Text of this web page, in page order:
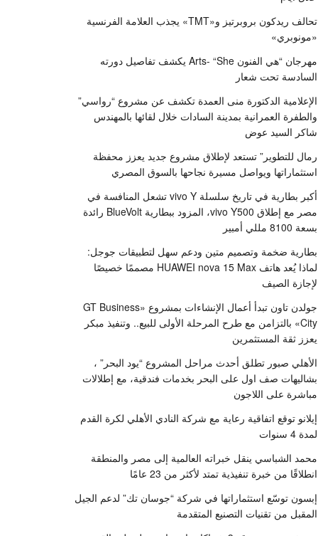
تحالف ريدكون بروبرتيز و«TMT» يجذب العلامة الفرنسية
«مونوبري»
مهرجان “هي الفنون Arts- “She يكشف تفاصيل دورته
السادسة تحت شعار
الإعلامية الدكتورة منى العمدة تكشف عن مشروع “رواسي”
والطفرة العمرانية بمدينة السادات خلال لقائها بالمهندس
شاكر السيد عوض
رمال للتطوير” تستعد لإطلاق مشروع جديد يعزز محفظة
استثماراتها ويواصل مسيرة نجاحها بالسوق المصري
أكبر بطارية في تاريخ سلسلة vivo Y تشعل المنافسة في
مصر مع إطلاق vivo Y500، المزود ببطارية BlueVolt رائدة
بسعة 8100 مللي أمبير
بطارية ضخمة وتصميم متين ودعم سهل لتطبيقات جوجل:
لماذا يُعد هاتف HUAWEI nova 15 Max مصممًا خصيصًا
لإجازة الصيف
جولدن تاون تبدأ أعمال الإنشاءات بمشروع «GT Business
City» بالتزامن مع طرح المرحلة الأولى للبيع.. وتنفيذ مبكر
يعزز ثقة المستثمرين
الأهلي صبور تطلق أحدث مراحل المشروع “يود البحر” ،
بشاليهات صف اول على البحر بخدمات فندقية، مع إطلالات
مباشرة على اللاجون
إيلانو توقع اتفاقية رعاية مع شركة النادي الأهلي لكرة القدم
لمدة 4 سنوات
محمد الشباسي ينقل خبراته العالمية إلى مصر والمنطقة
انطلاقًا من خبرة تنفيذية تمتد لأكثر من 23 عامًا
إبسون توسّع استثماراتها في شركة “جوسان تك” لدعم الجيل
المقبل من تقنيات التصنيع المتقدمة